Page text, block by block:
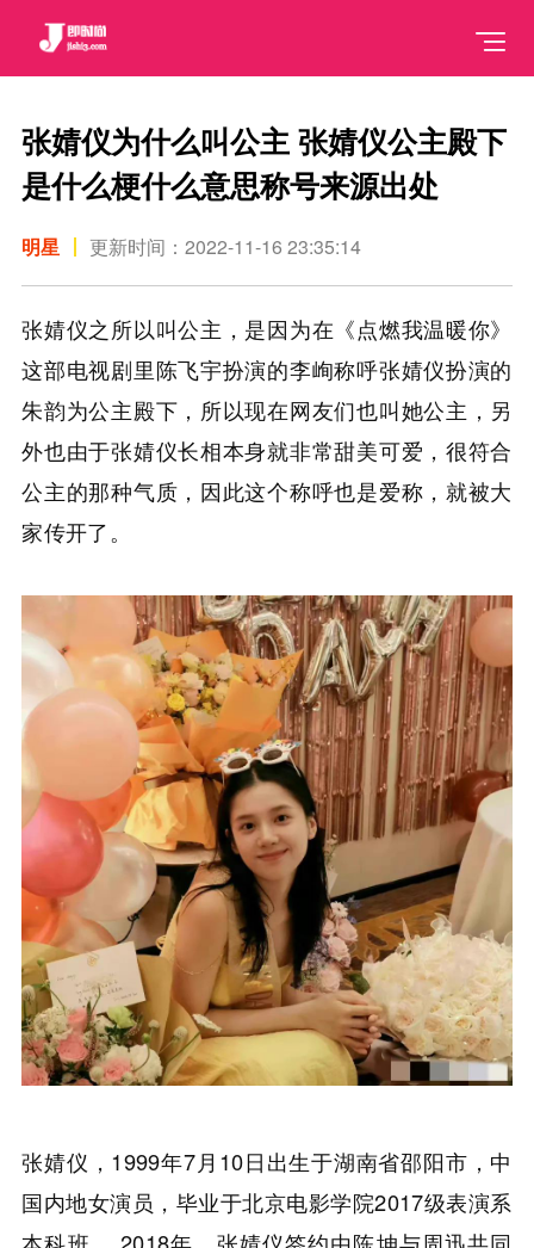
张婧仪为什么叫公主 张婧仪公主殿下
是什么梗什么意思称号来源出处
明星 更新时间：2022-11-16 23:35:14
张婧仪之所以叫公主，是因为在《点燃我温暖你》
这部电视剧里陈飞宇扮演的李峋称呼张婧仪扮演的
朱韵为公主殿下，所以现在网友们也叫她公主，另
外也由于张婧仪长相本身就非常甜美可爱，很符合
公主的那种气质，因此这个称呼也是爱称，就被大
家传开了。
张婧仪，1999年7月10日出生于湖南省邵阳市，中
国内地女演员，毕业于北京电影学院2017级表演系